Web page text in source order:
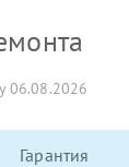
06.08.2026
Гарантия